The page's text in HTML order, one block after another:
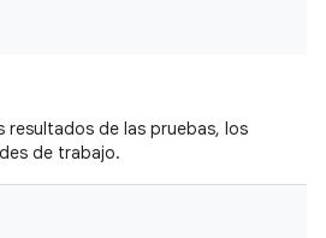
resultados de las pruebas, los
de trabajo.